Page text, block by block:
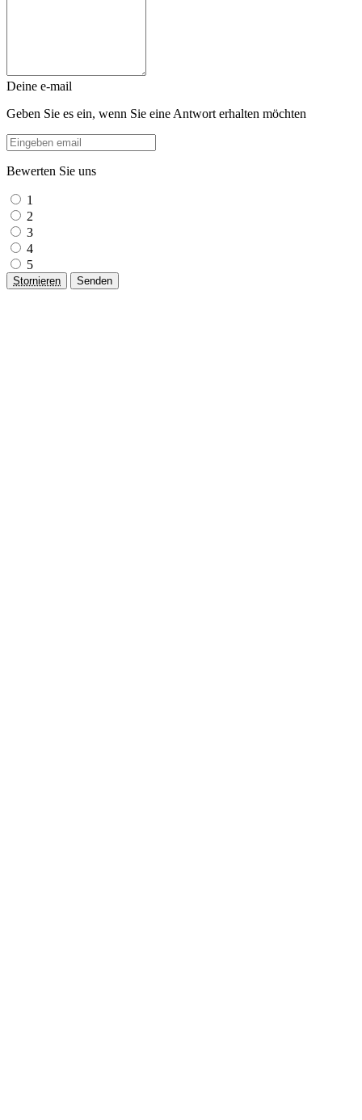
Deine e-mail
Geben Sie es ein, wenn Sie eine Antwort erhalten möchten
Bewerten Sie uns
1
2
3
4
5
Stornieren Senden